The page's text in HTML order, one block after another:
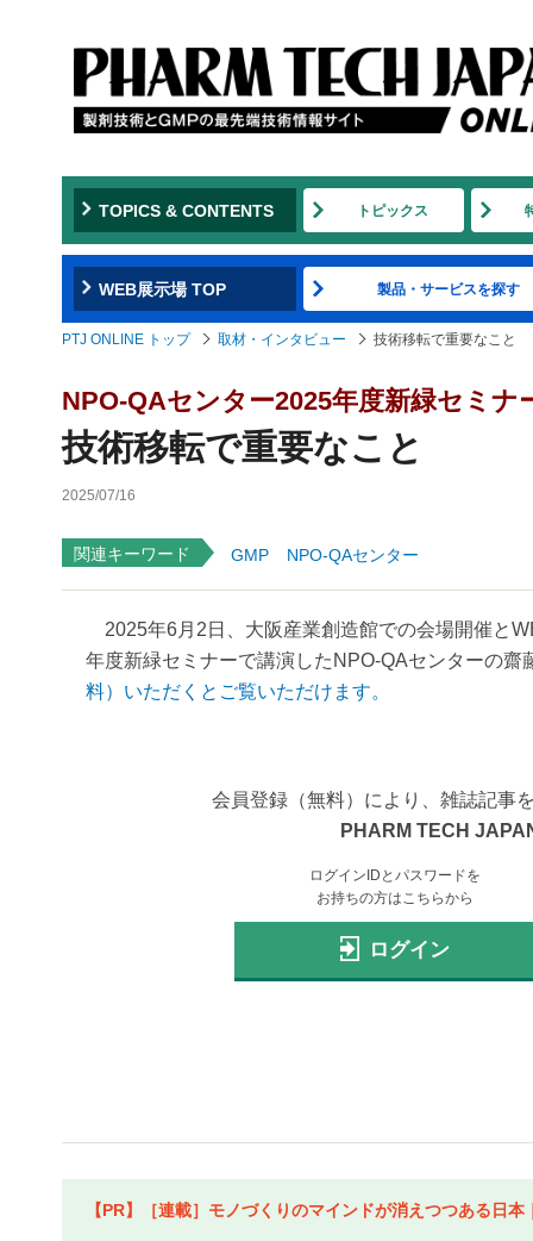
TOPICS & CONTENTS トピックス
WEB展示場 TOP 製品・サービスを探す
PTJ ONLINE トップ 取材・インタビュー 技術移転で重要なこと
NPO-QAセンター2025年度新緑セミナ
技術移転で重要なこと
2025/07/16
関連キーワード GMP NPO-QAセンター
2025年6月2日、大阪産業創造館での会場開催と
年度新緑セミナーで講演したNPO-QAセンターの齋
料）いただくとご覧いただけます。
会員登録（無料）により、雑誌記事
PHARM TECH
ログインIDとパスワードを
お持ちの方はこちらから
ログイン
【PR】［連載］モノづくりのマインドが消えつつある日